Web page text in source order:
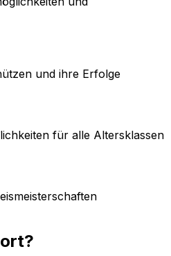
und ihre Erfolge
für alle Altersklassen